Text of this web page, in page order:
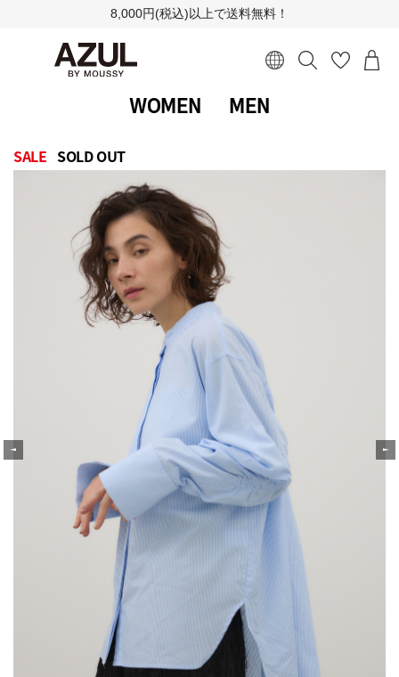
8,000円(税込)以上で送料無料！
WOMEN MEN
SALE SOLD OUT